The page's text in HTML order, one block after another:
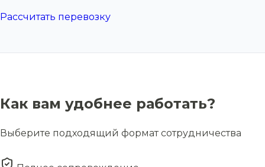
Рассчитать перевозку
Как вам удобнее работать?
Выберите подходящий формат сотрудничества